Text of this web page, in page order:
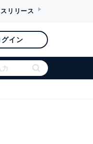
リリース
グイン